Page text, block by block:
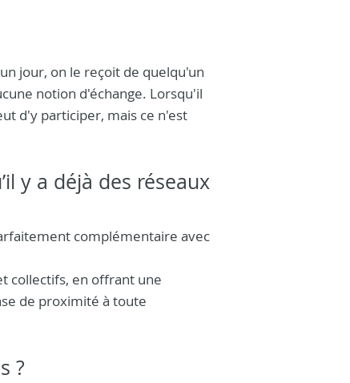
jour, on le reçoit de quelqu'un
notion d'échange. Lorsqu'il
d'y participer, mais ce n'est
y a déjà des réseaux
complémentaire avec
collectifs, en offrant une
de proximité à toute
?